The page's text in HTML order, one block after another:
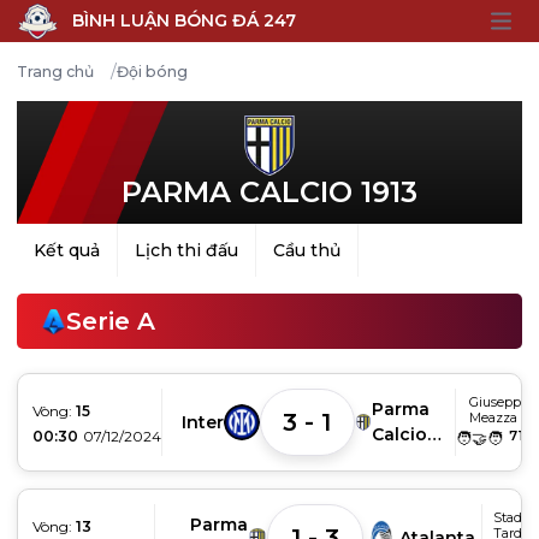
BÌNH LUẬN BÓNG ĐÁ 247
Trang chủ /Đội bóng
PARMA CALCIO 1913
Kết quả Lịch thi đấu Cầu thủ
Serie A
Vòng: 15
00:30 07/12/2024
Inter 3 - 1
Parma
Calcio
Giuseppe
Meazza
🧑‍🤝‍🧑
Vòng: 13
Parma
Stadio
Tardini